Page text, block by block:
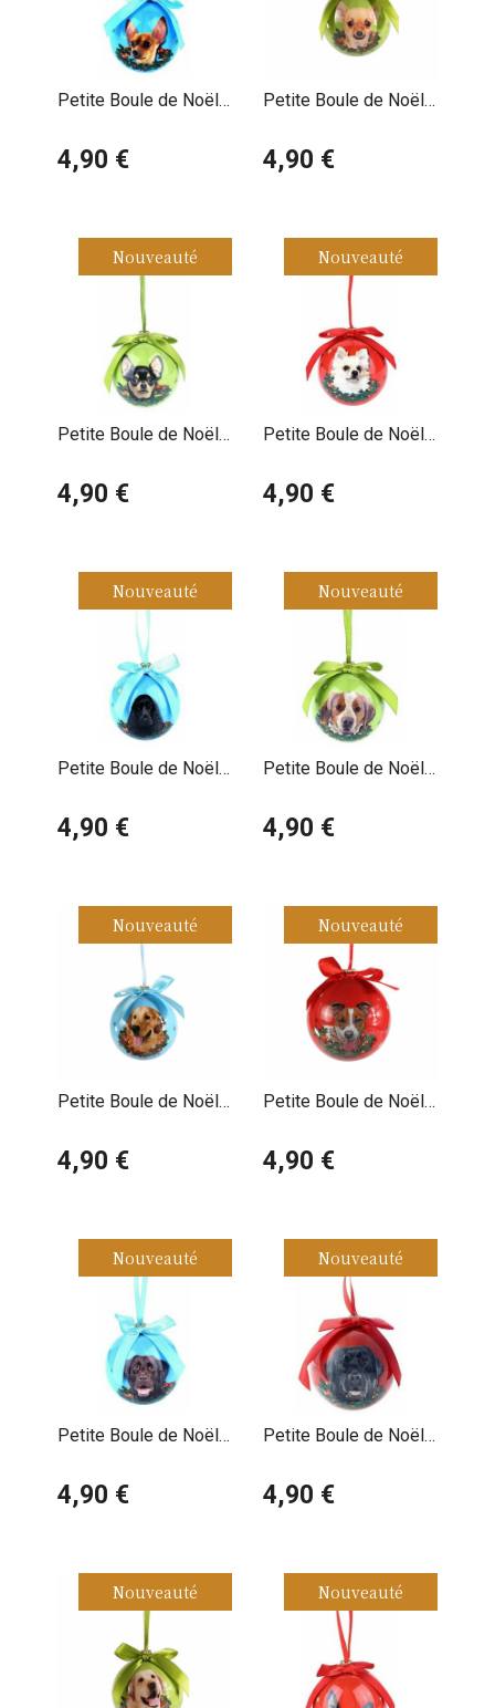
Petite Boule de Noël
4,90 €
Petite Boule de Noël
4,90 €
Nouveauté
Petite Boule de Noël
4,90 €
Nouveauté
Petite Boule de Noël
4,90 €
Nouveauté
Petite Boule de Noël
4,90 €
Nouveauté
Petite Boule de Noël
4,90 €
Nouveauté
Petite Boule de Noël
4,90 €
Nouveauté
Petite Boule de Noël
4,90 €
Nouveauté
Petite Boule de Noël
4,90 €
Nouveauté
Petite Boule de Noël
4,90 €
Nouveauté Nouveauté